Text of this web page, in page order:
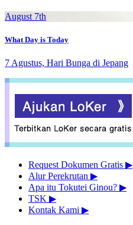
August 7th
What Day is Today
7 Agustus, Hari Bunga di Jepang
Request Dokumen Gratis ▶︎
Alur Perekrutan ▶︎
Apa itu Tokutei Ginou? ▶︎
TSK ▶︎
Kontak Kami ▶︎